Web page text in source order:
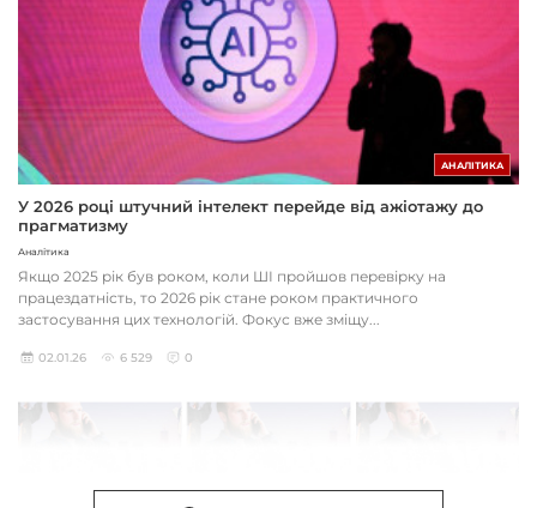
АНАЛІТИКА
У 2026 році штучний інтелект перейде від ажіотажу до
прагматизму
Аналітика
Якщо 2025 рік був роком, коли ШІ пройшов перевірку на
працездатність, то 2026 рік стане роком практичного
застосування цих технологій. Фокус вже зміщу...
02.01.26 6 529 0